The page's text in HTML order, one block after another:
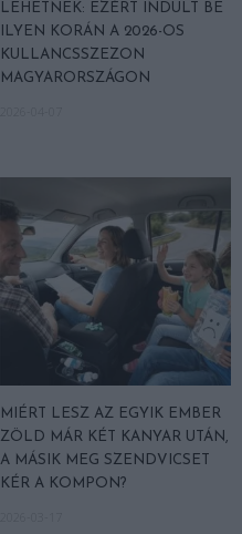
LEHETNEK: EZÉRT INDULT BE
ILYEN KORÁN A 2026-OS
KULLANCSSZEZON
MAGYARORSZÁGON
MIÉRT LESZ AZ EGYIK EMBER
ZÖLD MÁR KÉT KANYAR UTÁN,
A MÁSIK MEG SZENDVICSET
KÉR A KOMPON?